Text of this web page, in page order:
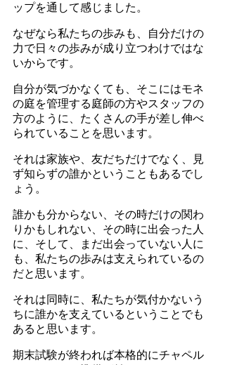
ップを通して感じました。
なぜなら私たちの歩みも、自分だけの
力で日々の歩みが成り立つわけではな
いからです。
自分が気づかなくても、そこにはモネ
の庭を管理する庭師の方やスタッフの
方のように、たくさんの手が差し伸べ
られていることを思います。
それは家族や、友だちだけでなく、見
ず知らずの誰かということもあるでし
ょう。
誰かも分からない、その時だけの関わ
りかもしれない、その時に出会った人
に、そして、まだ出会っていない人に
も、私たちの歩みは支えられているの
だと思います。
それは同時に、私たちが気付かないう
ちに誰かを支えているということでも
あると思います。
期末試験が終われば本格的にチャペル